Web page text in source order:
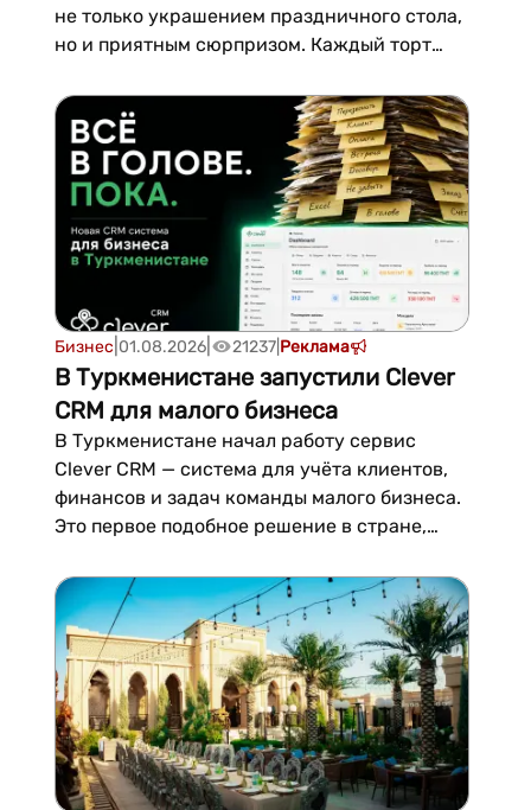
не только украшением праздничного стола,
но и приятным сюрпризом. Каждый торт
поэтому вместе с десертом покупатель
гарантированно получает подарок.Такой
формат позволяет сделать день...
Бизнес 01.08.2026| 21237| Реклама
В Туркменистане запустили Clever
CRM для малого бизнеса
В Туркменистане начал работу сервис
Clever CRM — система для учёта клиентов,
финансов и задач команды малого бизнеса.
Это первое подобное решение в стране,
языках и работающее без обращения к
зарубежным платформам. Первый месяц
использования бесплатный, дальше
подписка стоит 300 манат в месяц.Во...